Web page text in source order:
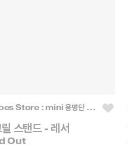
Heroes Store : mini 용병단 대기실
스탠드 - 레서